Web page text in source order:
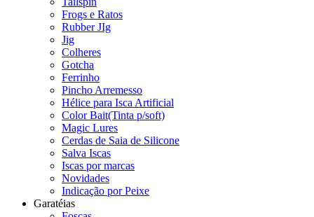
Frogs e Ratos
Rubber JIg
Jig
Colheres
Gotcha
Ferrinho
Pincho Arremesso
Hélice para Isca Artificial
Color Bait(Tinta p/soft)
Magic Lures
Cerdas de Saia de Silicone
Salva Iscas
Iscas por marcas
Novidades
Indicação por Peixe
Garatéias